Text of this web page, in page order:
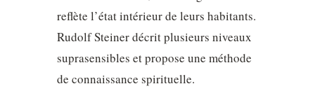
reflète l’état intérieur de leurs habitants.
Rudolf Steiner décrit plusieurs niveaux
suprasensibles et propose une méthode
de connaissance spirituelle.